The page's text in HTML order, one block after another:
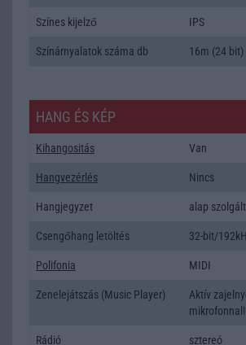
Színes kijelző IPS
Színárnyalatok száma db 16m (24 bit)
HANG ÉS KÉP
Kihangositás Van
Hangvezérlés Nincs
Hangjegyzet alap
Csengőhang letöltés 32-bit/
Polifonia MIDI
Zenelejátszás (Music Player)
Aktív
mikrofonnal!
Rádió sztereó